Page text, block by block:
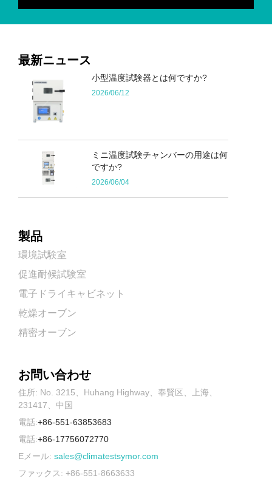
最新ニュース
小型温度試験器とは何ですか?
2026/06/12
ミニ温度試験チャンバーの用途は何
ですか?
2026/06/04
製品
環境試験室
促進耐候試験室
電子ドライキャビネット
乾燥オーブン
精密オーブン
お問い合わせ
住所: No. 3215、Huhang Highway、奉賢区、上海、
231417、中国
電話:+86-551-63853683
電話:+86-17756072770
Eメール: sales@climatestsymor.com
ファックス: +86-551-8663633